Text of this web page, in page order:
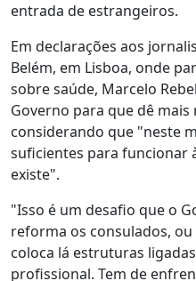
entrada de estrangeiros.
Em declarações aos
Belém, em Lisboa, onde
sobre saúde, Marcelo
Governo para que dê mais
considerando que "neste
suficientes para funcionar
existe".
"Isso é um desafio que o
reforma os consulados,
coloca lá estruturas
profissional. Tem de